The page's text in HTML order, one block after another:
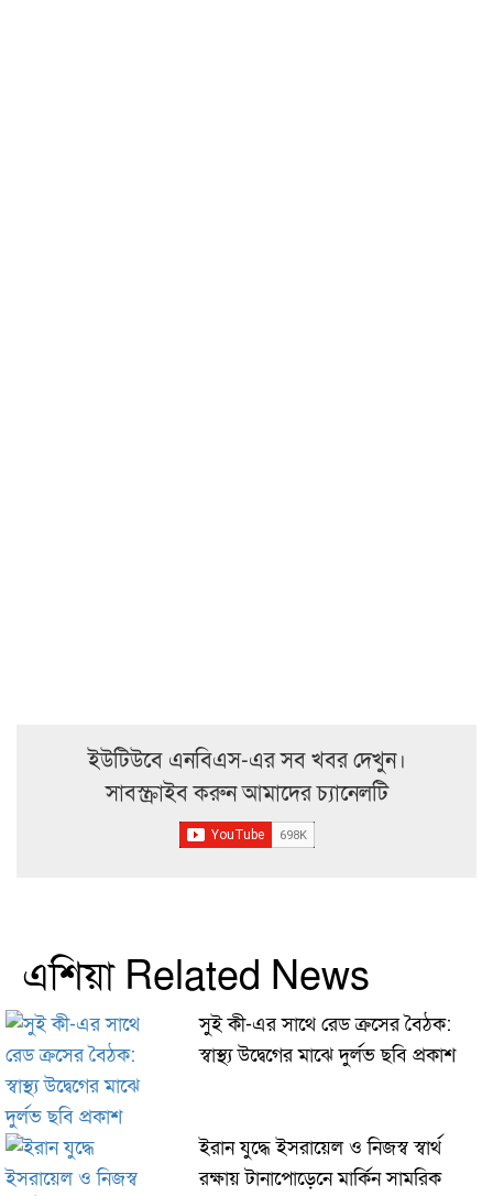
ইউটিউবে এনবিএস-এর সব খবর দেখুন।
সাবস্ক্রাইব করুন আমাদের চ্যানেলটি
এশিয়া Related News
সুই কী-এর সাথে রেড ক্রসের বৈঠক:
স্বাস্থ্য উদ্বেগের মাঝে দুর্লভ ছবি প্রকাশ
ইরান যুদ্ধে ইসরায়েল ও নিজস্ব স্বার্থ
রক্ষায় টানাপোড়েনে মার্কিন সামরিক